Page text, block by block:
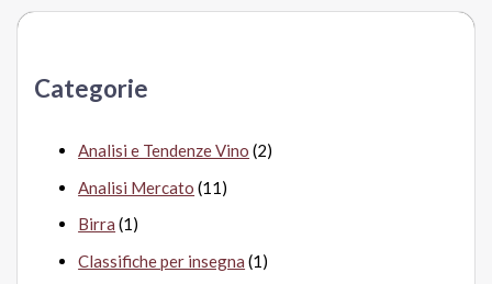
:Categorie
Analisi e Tendenze Vino (2)
Analisi Mercato (11)
Birra (1)
Classifiche per insegna (1)